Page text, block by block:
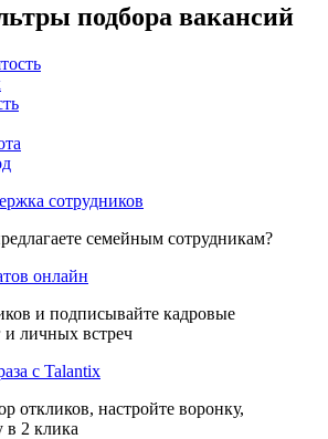
подбора вакансий
сотрудников
семейным сотрудникам?
онлайн
и подписывайте кадровые
и личных встреч
с Talantix
откликов, настройте воронку,
в 2 клика